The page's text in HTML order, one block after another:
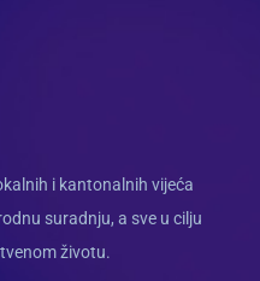
i kantonalnih vijeća
suradnju, a sve u cilju
životu.